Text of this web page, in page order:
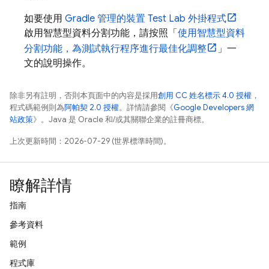
如要使用 Gradle 管理的裝置 Test Lab 外掛程式
啟用智慧型資料分割功能，請按照「 使用智慧型資料
分割功能，為測試執行程序進行最佳化調整
」一
文的說明操作。
除非另有註明，否則本頁面中的內容是採用創用 CC 姓名標示 4.0 授權 ，
程式碼範例則為阿帕契 2.0 授權。詳情請參閱《Google Developers 網
站政策》。Java 是 Oracle 和/或其關聯企業的註冊商標。
上次更新時間：2026-07-29 (世界標準時間)。
瞭解詳情
指南
參考資料
範例
程式庫